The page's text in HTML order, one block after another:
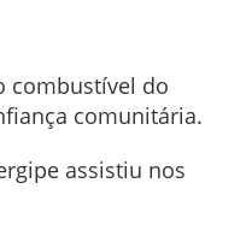
combustível do
comunitária.
assistiu nos